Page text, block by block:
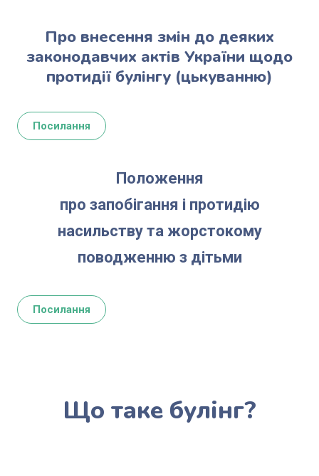
Про внесення змін до деяких
законодавчих актів України щодо
протидії булінгу (цькуванню)
Посилання
Положення
про запобігання і протидію
насильству та жорстокому
поводженню з дітьми
Посилання
Що таке булінг?